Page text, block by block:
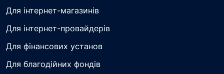
Для інтернет-магазинів
Для інтернет-провайдерів
Для фінансових установ
Для благодійних фондів